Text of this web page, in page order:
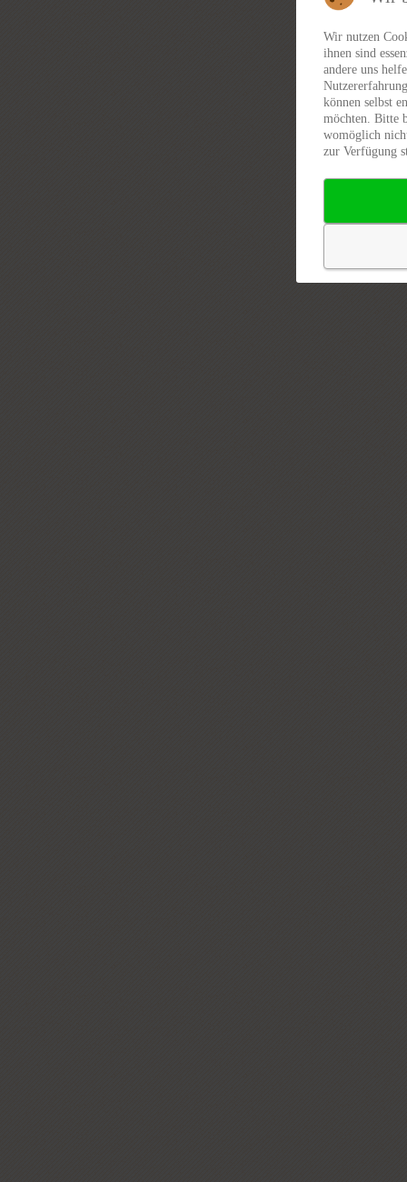
Wir nutzen
ihnen sind
andere uns
können selbst
möchten. Bitte
womöglich
zur Verfügung